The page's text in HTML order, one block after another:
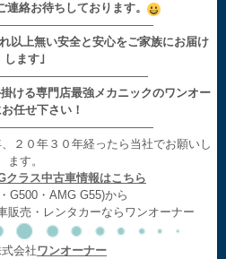
絡お待ちしております。
以上無い安全と安心をご家族にお届け
します｣
ける専門店最強メカニックのワンオー
任せ下さい！
２０年３０年経ったら当社でお願いし
ます。
クラス中古車情報はこちら
G500・AMG G55)から
販売・レンタカーならワンオーナー
会社ワンオーナー